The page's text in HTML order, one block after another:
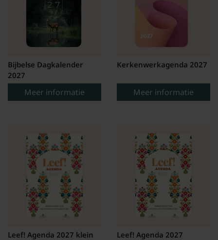
Bijbelse Dagkalender
2027
Meer informatie
Kerkenwerkagenda 2027
Meer informatie
Leef! Agenda 2027 klein
Leef! Agenda 2027